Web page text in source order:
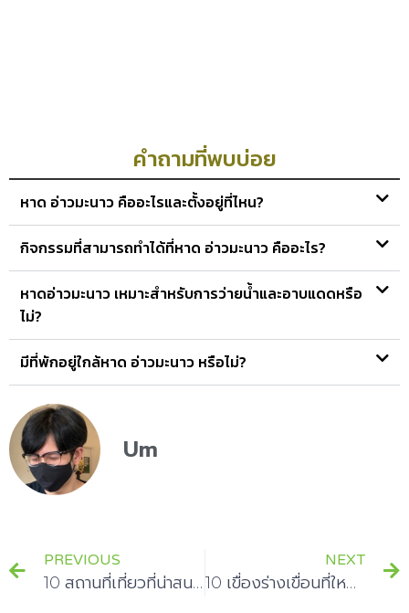
คำถามที่พบบ่อย
หาด อ่าวมะนาว คืออะไรและตั้งอยู่ที่ไหน?
กิจกรรมที่สามารถทำได้ที่หาด อ่าวมะนาว คืออะไร?
หาดอ่าวมะนาว เหมาะสำหรับการว่ายน้ำและอาบแดดหรือ
ไม่?
มีที่พักอยู่ใกล้หาด อ่าวมะนาว หรือไม่?
Um
PREVIOUS
10 สถานที่เที่ยวที่น่าสนใจ ชีสดัตช์ ในเนเธอร์แลนด์
NEXT
10 เขื่องร่างเขื่อนที่ใหญ่ที่สุดในโลก